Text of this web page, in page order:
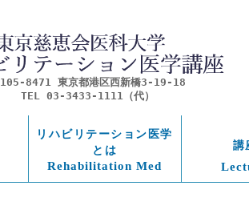
8471 東京都港区西新橋3-19-18
TEL 03-3433-1111（代）
リハビリテーション医学
とは
Rehabilitation Med
講